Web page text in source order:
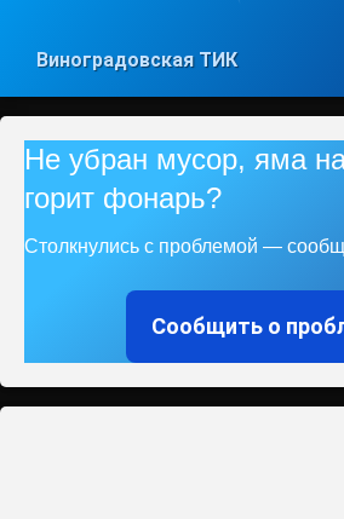
Виноградовская ТИК
Не убран мусор, яма на
горит фонарь?
Столкнулись с проблемой —
Сообщить о